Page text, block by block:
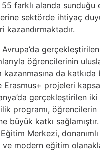
farklı alanda sunduğu
sektörde ihtiyaç
kazandırmaktadır.
öğrencilerinin
kazanmasına da katkıda
Erasmus+ projeleri
gerçekleştirilen iki
programı, öğrencilerin
büyük katkı
Merkezi,
ve modern eğitim